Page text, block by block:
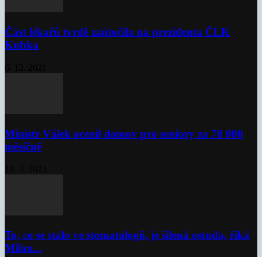
Část lékařů tvrdě zaútočila na prezidenta ČLK
Kubka
Ministr Válek ocenil domov pro seniory za 70 000
měsíčně
To, co se stalo ve stomatologii, je šílená ostuda, říká
Milan...